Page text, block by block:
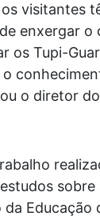
enxergar
os Tupi-
o diretor
Educação